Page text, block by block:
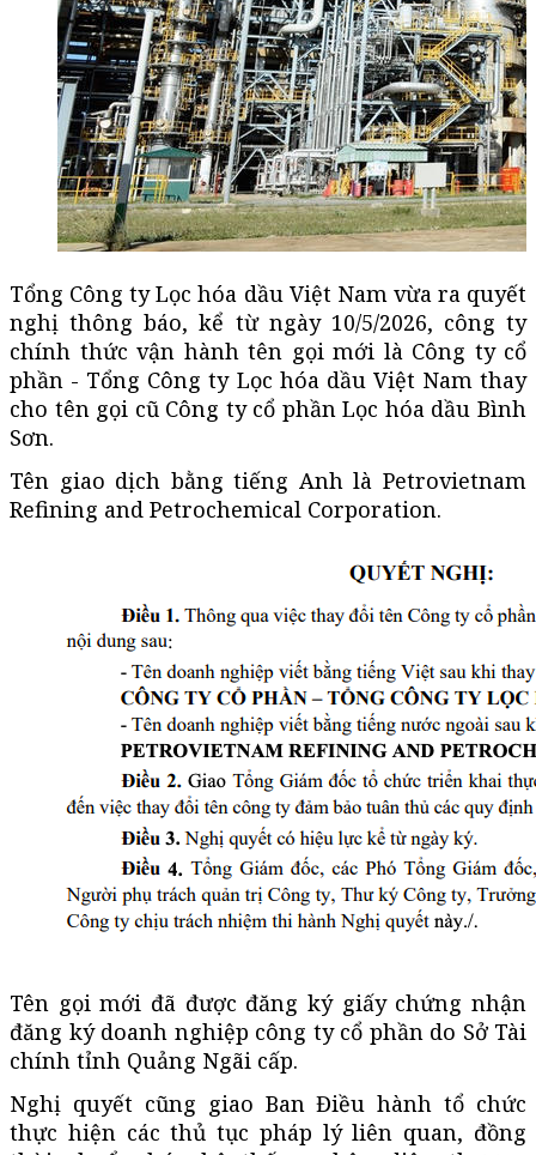
Tổng Công ty Lọc hóa dầu Việt Nam vừa ra quyết
nghị thông báo, kể từ ngày 10/5/2026, công ty
chính thức vận hành tên gọi mới là Công ty cổ
phần - Tổng Công ty Lọc hóa dầu Việt Nam thay
cho tên gọi cũ Công ty cổ phần Lọc hóa dầu Bình
Sơn.
Tên giao dịch bằng tiếng Anh là Petrovietnam
Refining and Petrochemical Corporation.
Tên gọi mới đã được đăng ký giấy chứng nhận
đăng ký doanh nghiệp công ty cổ phần do Sở Tài
chính tỉnh Quảng Ngãi cấp.
Nghị quyết cũng giao Ban Điều hành tổ chức
thực hiện các thủ tục pháp lý liên quan, đồng